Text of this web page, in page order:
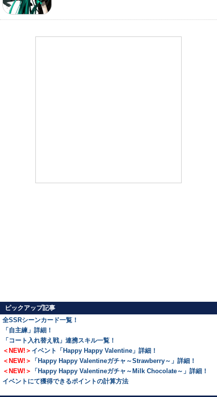
ピックアップ記事
全SSRシーンカード一覧！
「自主練」詳細！
「コート入れ替え戦」連携スキル一覧！
＜NEW!＞ イベント「Happy Happy Valentine」詳細！
＜NEW!＞
「Happy Happy Valentineガチャ～Strawberry～」詳細！
＜NEW!＞
「Happy Happy Valentineガチャ～Milk Chocolate～」詳細！
イベントにて獲得できるポイントの計算方法